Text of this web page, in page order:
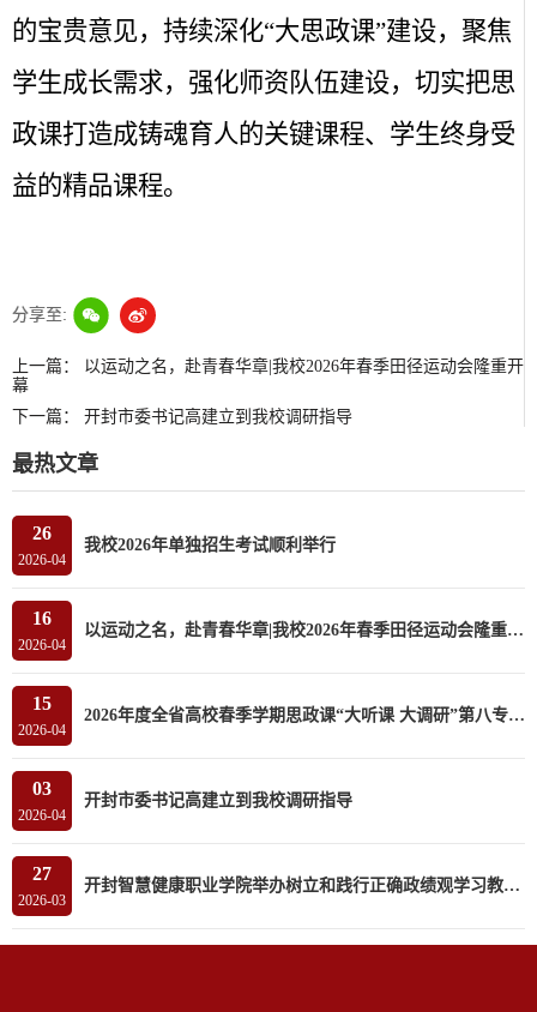
的宝贵意见，持续深化“大思政课”建设，聚焦
学生成长需求，强化师资队伍建设，切实把思
政课打造成铸魂育人的关键课程、学生终身受
益的精品课程。
分享至:
上一篇： 以运动之名，赴青春华章|我校2026年春季田径运动会隆重开
幕
下一篇： 开封市委书记高建立到我校调研指导
最热文章
26
2026-04
我校2026年单独招生考试顺利举行
16
2026-04
以运动之名，赴青春华章|我校2026年春季田径运动会隆重开幕
15
2026-04
2026年度全省高校春季学期思政课“大听课 大调研”第八专家组莅临我校听课调研
03
2026-04
开封市委书记高建立到我校调研指导
27
2026-03
开封智慧健康职业学院举办树立和践行正确政绩观学习教育读书班